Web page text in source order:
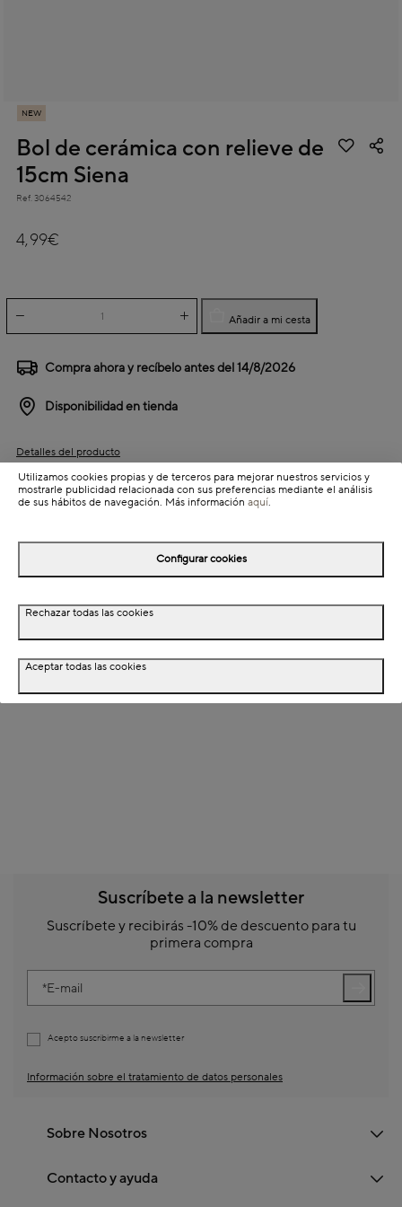
NEW
Bol de cerámica con relieve de
15cm Siena
Ref. 3064542
4,99€
Añadir a mi cesta
Compra ahora y recíbelo antes del14/8/2026
Disponibilidad en tienda
Detalles del producto
Colección: Siena
Información de envío
Detalles del producto
Descripción
Dimensiones
Suscríbete a la newsletter
Suscríbete y recibirás -10% de descuento para tu
primera compra
E-mail
Acepto suscribirme a la newsletter
Información sobre el tratamiento de datos personales
Sobre Nosotros
Contacto y ayuda
Utilizamos cookies propias y de terceros para mejorar nuestros servicios y
mostrarle publicidad relacionada con sus preferencias mediante el análisis
de sus hábitos de navegación. Más información aquí.
Configurar cookies
Rechazar todas las cookies
Aceptar todas las cookies